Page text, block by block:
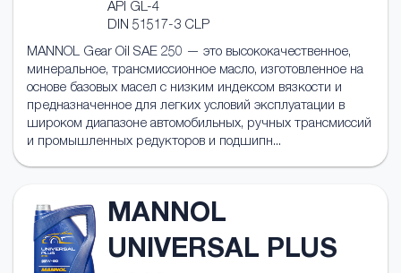
API GL-4
DIN 51517-3 CLP
MANNOL Gear Oil SAE 250 — это высококачественное,
минеральное, трансмиссионное масло, изготовленное на
основе базовых масел с низким индексом вязкости и
предназначенное для легких условий эксплуатации в
широком диапазоне автомобильных, ручных трансмиссий
и промышленных редукторов и подшипн...
MANNOL
UNIVERSAL PLUS